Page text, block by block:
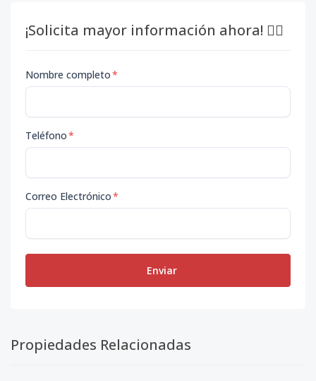
¡Solicita mayor información ahora! 👇🏽
Nombre completo*
Teléfono*
Correo Electrónico*
Enviar
Propiedades Relacionadas